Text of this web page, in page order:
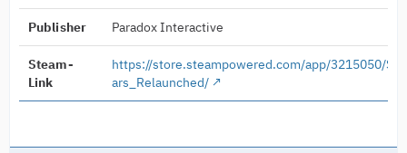
Publisher Paradox Interactive
Steam-
Link
https://store.steampowered.com/app/3215050/
ars_Relaunched/